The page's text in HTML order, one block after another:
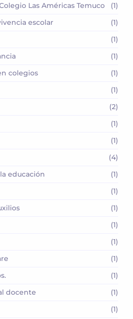
Las Américas Temuco
(1)
escolar
(1)
(1)
(1)
colegios
(1)
(1)
(2)
(1)
(1)
(4)
educación
(1)
(1)
(1)
(1)
(1)
(1)
(1)
docente
(1)
(1)